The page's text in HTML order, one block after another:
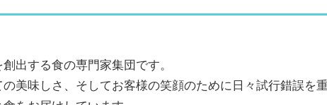
出する食の専門家集団です。
美味しさ、そしてお客様の笑顔のために日々試行錯誤を